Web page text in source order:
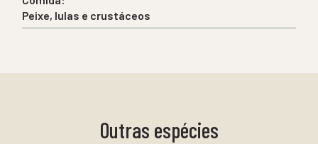
Peixe, lulas e crustáceos
Outras espécies